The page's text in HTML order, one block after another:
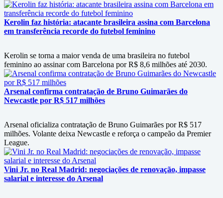
Kerolin faz história: atacante brasileira assina com Barcelona
em transferência recorde do futebol feminino
Kerolin se torna a maior venda de uma brasileira no futebol
feminino ao assinar com Barcelona por R$ 8,6 milhões até 2030.
Arsenal confirma contratação de Bruno Guimarães do
Newcastle por R$ 517 milhões
Arsenal oficializa contratação de Bruno Guimarães por R$ 517
milhões. Volante deixa Newcastle e reforça o campeão da Premier
League.
Vini Jr. no Real Madrid: negociações de renovação, impasse
salarial e interesse do Arsenal